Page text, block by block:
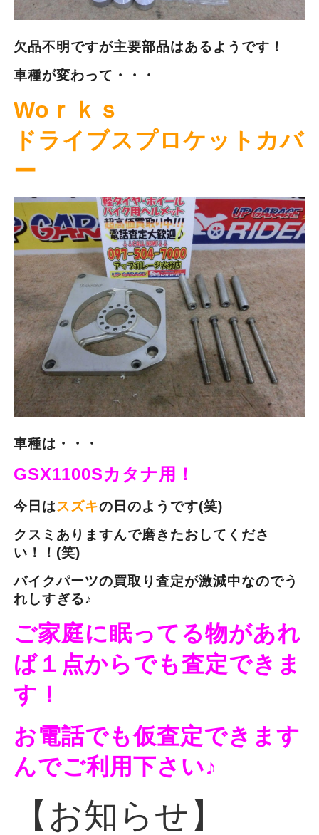
欠品不明ですが主要部品はあるようです！
車種が変わって・・・
Woｒｋｓ
ドライブスプロケットカバ
ー
車種は・・・
GSX1100Sカタナ用！
今日はスズキの日のようです(笑)
クスミありますんで磨きたおしてくださ
い！！(笑)
バイクパーツの買取り査定が激減中なのでう
れしすぎる♪
ご家庭に眠ってる物があれ
ば１点からでも査定できま
す！
お電話でも仮査定できます
んでご利用下さい♪
【お知らせ】